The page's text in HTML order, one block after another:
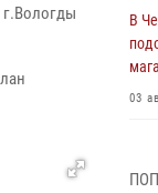
В
03